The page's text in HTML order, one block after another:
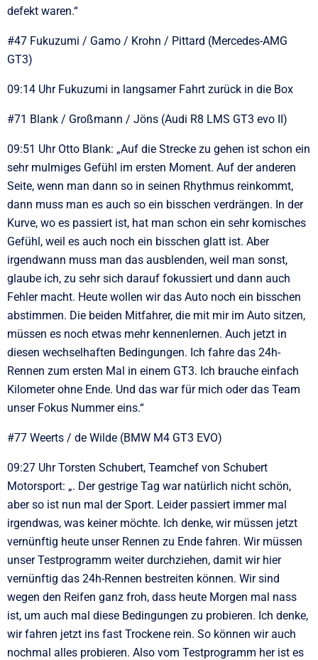
defekt waren.“
#47 Fukuzumi / Gamo / Krohn / Pittard (Mercedes-AMG
GT3)
09:14 Uhr Fukuzumi in langsamer Fahrt zurück in die Box
#71 Blank / Großmann / Jöns (Audi R8 LMS GT3 evo II)
09:51 Uhr Otto Blank: „Auf die Strecke zu gehen ist schon ein
sehr mulmiges Gefühl im ersten Moment. Auf der anderen
Seite, wenn man dann so in seinen Rhythmus reinkommt,
dann muss man es auch so ein bisschen verdrängen. In der
Kurve, wo es passiert ist, hat man schon ein sehr komisches
Gefühl, weil es auch noch ein bisschen glatt ist. Aber
irgendwann muss man das ausblenden, weil man sonst,
glaube ich, zu sehr sich darauf fokussiert und dann auch
Fehler macht. Heute wollen wir das Auto noch ein bisschen
abstimmen. Die beiden Mitfahrer, die mit mir im Auto sitzen,
müssen es noch etwas mehr kennenlernen. Auch jetzt in
diesen wechselhaften Bedingungen. Ich fahre das 24h-
Rennen zum ersten Mal in einem GT3. Ich brauche einfach
Kilometer ohne Ende. Und das war für mich oder das Team
unser Fokus Nummer eins.“
#77 Weerts / de Wilde (BMW M4 GT3 EVO)
09:27 Uhr Torsten Schubert, Teamchef von Schubert
Motorsport: „. Der gestrige Tag war natürlich nicht schön,
aber so ist nun mal der Sport. Leider passiert immer mal
irgendwas, was keiner möchte. Ich denke, wir müssen jetzt
vernünftig heute unser Rennen zu Ende fahren. Wir müssen
unser Testprogramm weiter durchziehen, damit wir hier
vernünftig das 24h-Rennen bestreiten können. Wir sind
wegen den Reifen ganz froh, dass heute Morgen mal nass
ist, um auch mal diese Bedingungen zu probieren. Ich denke,
wir fahren jetzt ins fast Trockene rein. So können wir auch
nochmal alles probieren. Also vom Testprogramm her ist es